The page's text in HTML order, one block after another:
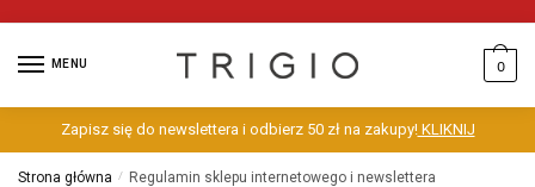
MENU 0
Zapisz się do newslettera i odbierz 50 zł na zakupy!KLIKNIJ
Strona główna / Regulamin sklepu internetowego i newslettera